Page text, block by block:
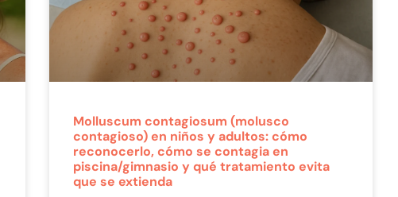
Molluscum contagiosum (molusco
contagioso) en niños y adultos: cómo
reconocerlo, cómo se contagia en
piscina/gimnasio y qué tratamiento evita
que se extienda